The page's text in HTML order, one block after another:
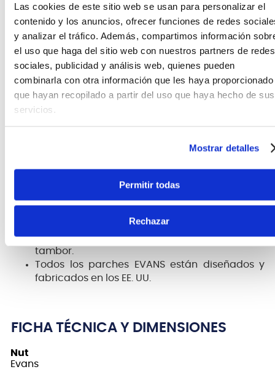
Las cookies de este sitio web se usan para personalizar el
contenido y los anuncios, ofrecer funciones de redes
y analizar el tráfico. Además, compartimos información
el uso que haga del sitio web con nuestros partners de redes
sociales, publicidad y análisis web, quienes pueden
combinarla con otra información que les haya proporcionado
que hayan recopilado a partir del uso que haya hecho de sus
servicios.
Mostrar detalles
Permitir todas
Rechazar
sonido bien equilibrado, incorporada con la
tecnología EVANS Level 360 para facilitar la
afinación, rango de tono extendido y calidad de
sonido óptima.
que ofrecen consistencia y durabilidad para
un tiempo de reproducción más prolongado.
proporciona la cantidad ideal de
tamaño individual.
El revestimiento translúcido exclusivo brinda
EVANS Level 360 garantiza un contacto
adecuado entre el parche y el casco del
tambor.
Todos los parches EVANS están diseñados y
fabricados en los EE. UU.
FICHA TÉCNICA Y DIMENSIONES
Nut
Evans